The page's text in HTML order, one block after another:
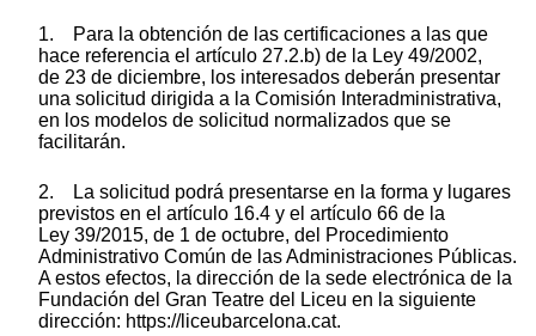
1. Para la obtención de las certificaciones a las que
hace referencia el artículo 27.2.b) de la Ley 49/2002,
de 23 de diciembre, los interesados deberán presentar
una solicitud dirigida a la Comisión Interadministrativa,
en los modelos de solicitud normalizados que se
facilitarán.
2. La solicitud podrá presentarse en la forma y lugares
previstos en el artículo 16.4 y el artículo 66 de la
Ley 39/2015, de 1 de octubre, del Procedimiento
Administrativo Común de las Administraciones Públicas.
A estos efectos, la dirección de la sede electrónica de la
Fundación del Gran Teatre del Liceu en la siguiente
dirección: https://liceubarcelona.cat.